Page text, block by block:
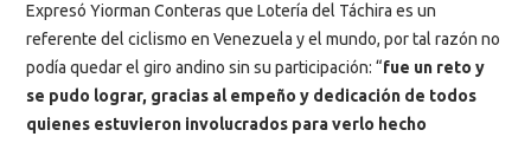
Expresó Yiorman Conteras que Lotería del Táchira es un
referente del ciclismo en Venezuela y el mundo, por tal razón no
podía quedar el giro andino sin su participación: “fue un reto y
se pudo lograr, gracias al empeño y dedicación de todos
quienes estuvieron involucrados para verlo hecho